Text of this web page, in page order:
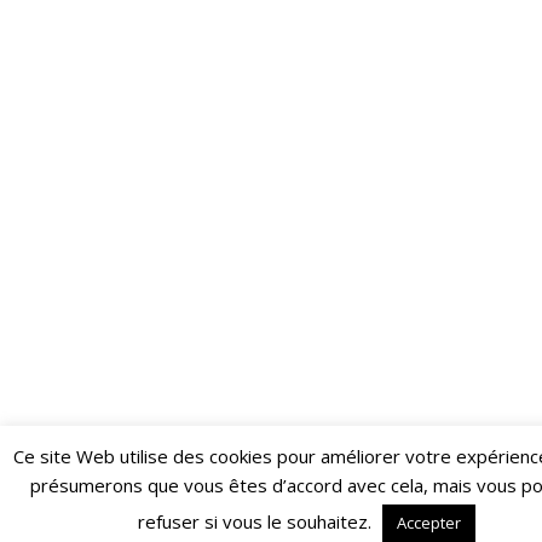
Restez informé·e des dernières actualités du Poing !
ABONNEZ-VOUS À LA NEWSLETTER
Ce site Web utilise des cookies pour améliorer votre
présumerons que vous êtes d’accord avec cela, mais vous
refuser si vous le souhaitez.
Accepter